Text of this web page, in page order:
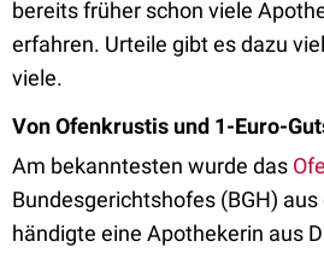
bereits früher schon viele
erfahren. Urteile gibt es dazu
viele.
Von Ofenkrustis und 1-Euro-
Am bekanntesten wurde das
Bundesgerichtshofes (BGH)
händigte eine Apothekerin aus